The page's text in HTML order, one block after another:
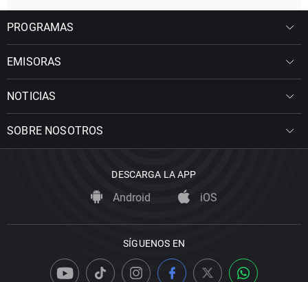
PROGRAMAS
EMISORAS
NOTICIAS
SOBRE NOSOTROS
DESCARGA LA APP
Android iOS
SÍGUENOS EN